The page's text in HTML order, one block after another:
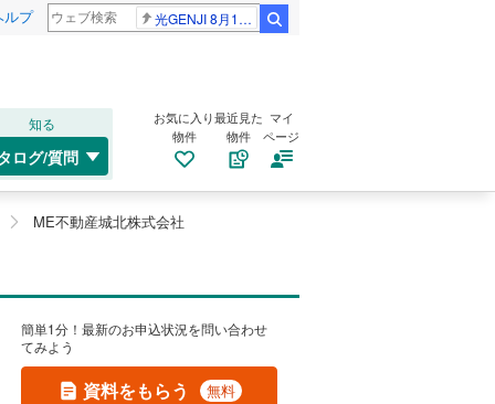
ルプ 光GENJI 8月19日
知る
ログ/質問
お気に入り
物件
最近見た
物件
マイ
ページ
ME不動産城北株式会社
簡単1分！最新のお申込状況を問い合わせ
てみよう
資料をもらう 無料